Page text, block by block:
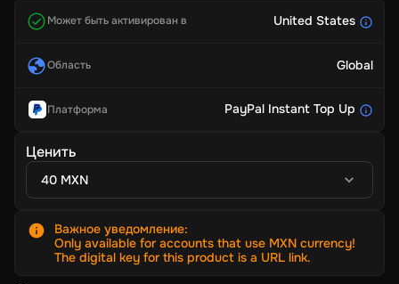
Может быть активирован в United States
Область Global
Платформа PayPal Instant Top Up
Ценить
40 MXN
Важное уведомление:
Only available for accounts that use MXN currency!
The digital key for this product is a URL link.